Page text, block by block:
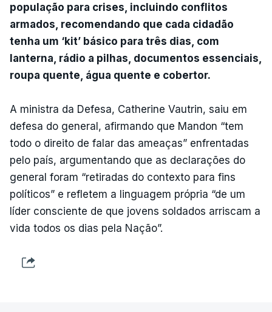
população para crises, incluindo conflitos
armados, recomendando que cada cidadão
tenha um ‘kit’ básico para três dias, com
lanterna, rádio a pilhas, documentos essenciais,
roupa quente, água quente e cobertor.
A ministra da Defesa, Catherine Vautrin, saiu em
defesa do general, afirmando que Mandon “tem
todo o direito de falar das ameaças” enfrentadas
pelo país, argumentando que as declarações do
general foram “retiradas do contexto para fins
políticos” e refletem a linguagem própria “de um
líder consciente de que jovens soldados arriscam a
vida todos os dias pela Nação”.